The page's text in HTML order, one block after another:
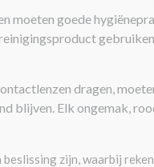
moeten goede
dragen,
blijven. Elk ongemak,
zijn, waarbij